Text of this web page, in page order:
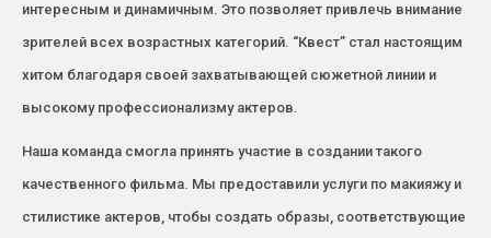
интересным и динамичным. Это позволяет привлечь внимание
зрителей всех возрастных категорий. “Квест” стал настоящим
хитом благодаря своей захватывающей сюжетной линии и
высокому профессионализму актеров.
Наша команда смогла принять участие в создании такого
качественного фильма. Мы предоставили услуги по макияжу и
стилистике актеров, чтобы создать образы, соответствующие